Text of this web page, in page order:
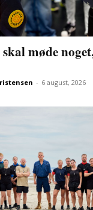
møde
- 6 august, 2026